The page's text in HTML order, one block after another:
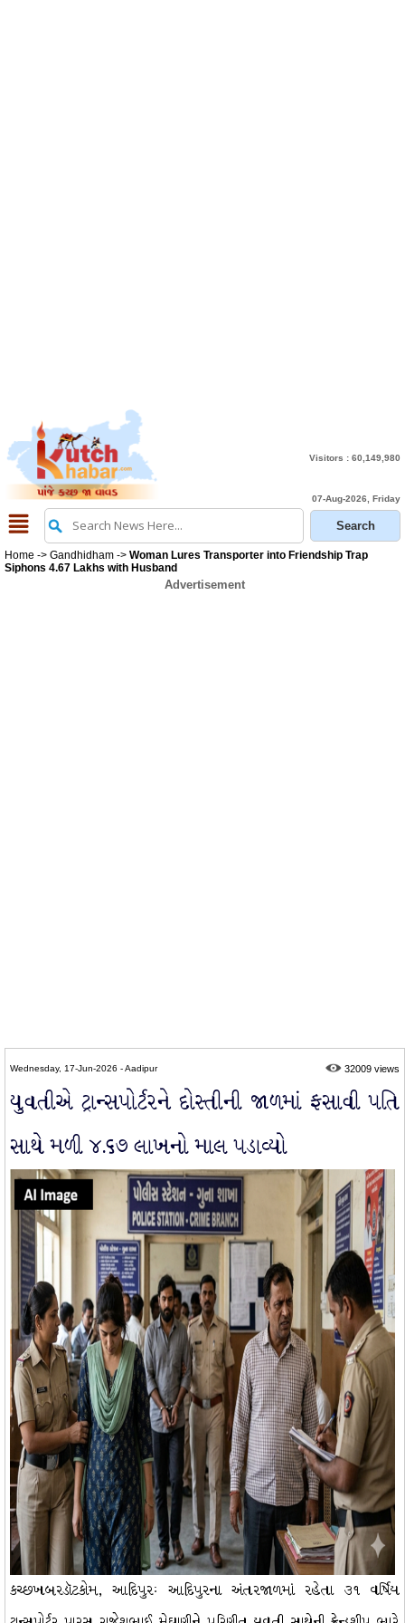
Visitors : 60,149,980
07-Aug-2026, Friday
Home -> Gandhidham -> Woman Lures Transporter into Friendship Trap
Siphons 4.67 Lakhs with Husband
Advertisement
Wednesday, 17-Jun-2026 - Aadipur 32009 views
યુવતીએ ટ્રાન્સપોર્ટરને દોસ્તીની જાળમાં ફસાવી પતિ
સાથે મળી ૪.૬૭ લાખનો માલ પડાવ્યો
કચ્છખબરડૉટકોમ, આદિપુરઃ આદિપુરના અંતરજાળમાં રહેતા ૩૧ વર્ષિય